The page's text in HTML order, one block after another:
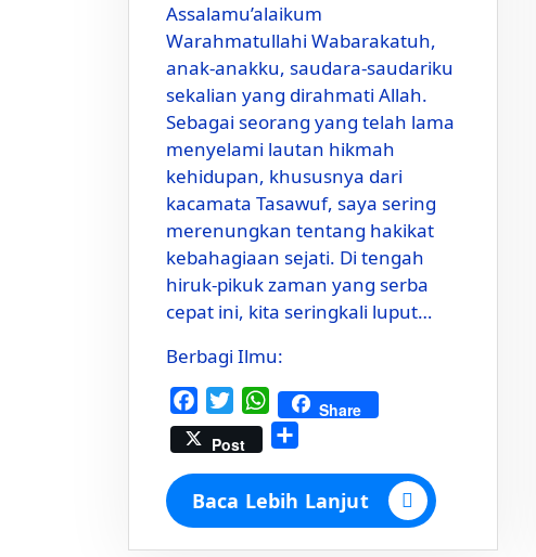
Assalamu’alaikum
Warahmatullahi Wabarakatuh,
anak-anakku, saudara-saudariku
sekalian yang dirahmati Allah.
Sebagai seorang yang telah lama
menyelami lautan hikmah
kehidupan, khususnya dari
kacamata Tasawuf, saya sering
merenungkan tentang hakikat
kebahagiaan sejati. Di tengah
hiruk-pikuk zaman yang serba
cepat ini, kita seringkali luput…
Berbagi Ilmu:
Facebook
TwitterWhatsAppShare
Post
Baca Lebih Lanjut